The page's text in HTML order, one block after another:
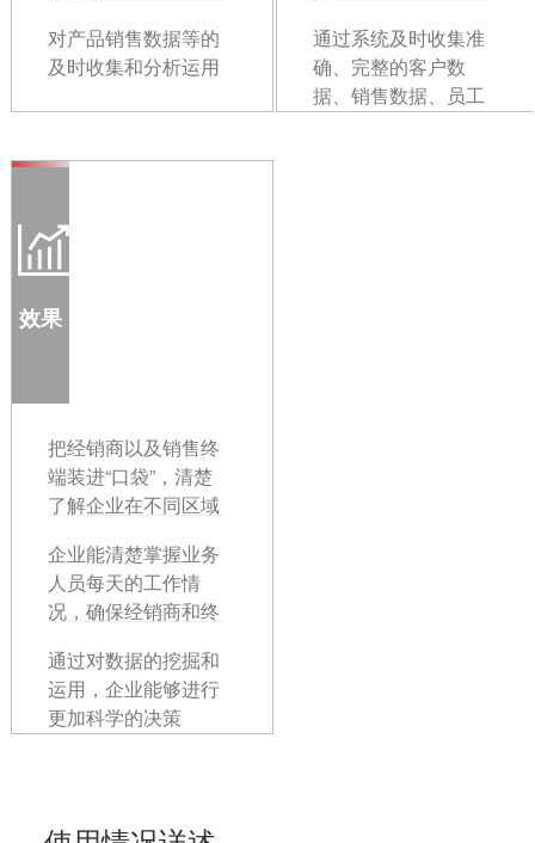
对产品销售数据等的
及时收集和分析运用
通过系统及时收集准
确、完整的客户数
据、销售数据、员工
效果
把经销商以及销售终
端装进“口袋”，清楚
了解企业在不同区域
可对终端进行分级管
理，合理配置营销资
源
企业能清楚掌握业务
人员每天的工作情
况，确保经销商和终
通过对数据的挖掘和
运用，企业能够进行
更加科学的决策